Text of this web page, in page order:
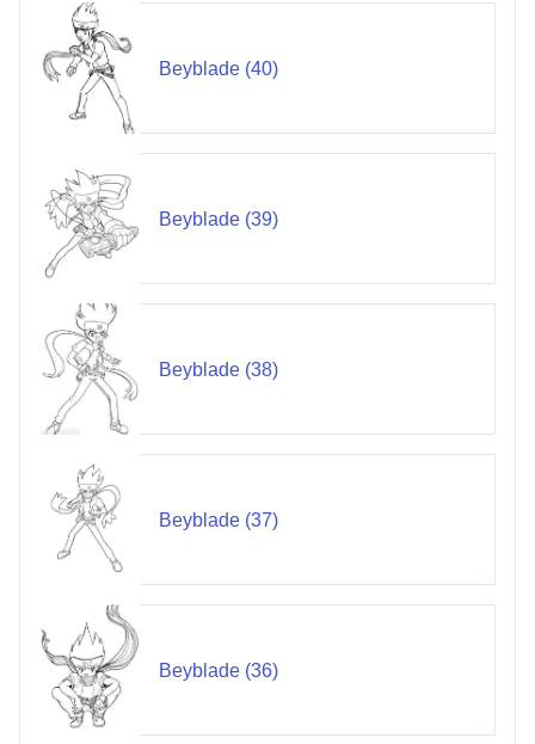
Beyblade (40)
Beyblade (39)
Beyblade (38)
Beyblade (37)
Beyblade (36)